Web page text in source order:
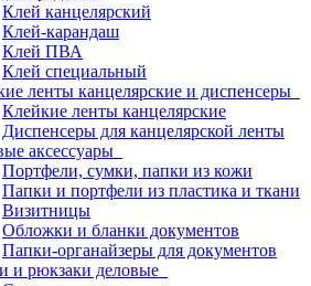
Клей канцелярский
Клей-карандаш
Клей ПВА
Клей специальный
ленты канцелярские и диспенсеры
Клейкие ленты канцелярские
Диспенсеры для канцелярской ленты
аксессуары
Портфели, сумки, папки из кожи
Папки и портфели из пластика и ткани
Визитницы
Обложки и бланки документов
Папки-органайзеры для документов
и рюкзаки деловые